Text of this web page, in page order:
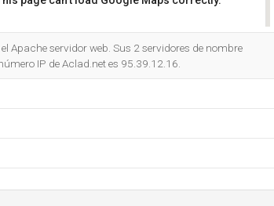
servidor web. Sus 2 servidores de nombre
IP de Aclad.net es 95.39.12.16.